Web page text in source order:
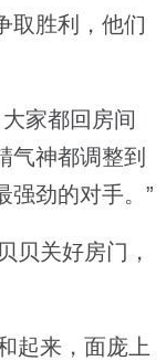
取胜利，他们
家都回房间
气神都调整到
强劲的对手。”
贝关好房门，
起来，面庞上